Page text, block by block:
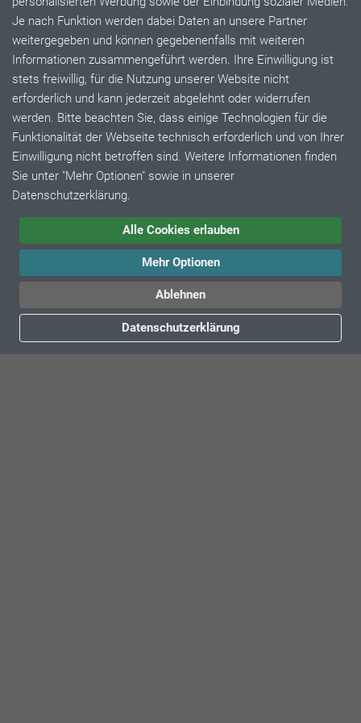
Je nach Funktion werden dabei Daten an unsere Partner
weitergegeben und können gegebenenfalls mit weiteren
Informationen zusammengeführt werden. Ihre Einwilligung ist
stets freiwillig, für die Nutzung unserer Website nicht
erforderlich und kann jederzeit abgelehnt oder widerrufen
werden. Bitte beachten Sie, dass einige Technologien für die
Funktionalität der Webseite technisch erforderlich und von Ihrer
Einwilligung nicht betroffen sind. Weitere Informationen finden
Sie unter "Mehr Optionen" sowie in unserer
Datenschutzerklärung.
Alle Cookies erlauben
Mehr Optionen
Ablehnen
Datenschutzerklärung
Stecker Typ E und Typ F
Doppeltes Schutzkontaktsystem
DIN VDE 0620-1:2005-4 DIN VDE 0620-1 : 2010-02 /
Normblatt DIN 49441 R2 + DIN 49441-2-AR2
IEC 60 884-1:2002 (Third edition)
CEE 7, Normblatt VII
16A, 250V~
IP 44 spritzwassergeschützt im gesteckten Zustand
© 2026 by Müller Plastik GmbH. Alle Rechte vorbehalten.
Datenschutz
DIN ISO 9001:2015
SCHNELLKONTAKT